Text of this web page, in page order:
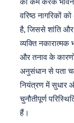
वरिष्ठ नागरिकों
है, जिससे शांति और
व्यक्ति
और तनाव के
अनुसंधान से पता
नियंत्रण में सुधार
चुनौतीपूर्ण
हैं।